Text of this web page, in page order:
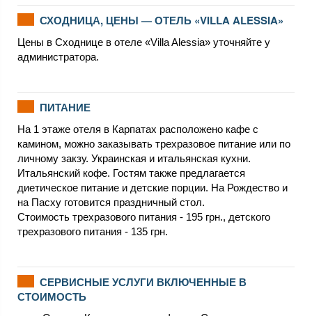
СХОДНИЦА, ЦЕНЫ — ОТЕЛЬ «VILLA ALESSIA»
Цены в Сходнице в отеле «Villa Alessia» уточняйте у
администратора.
ПИТАНИЕ
На 1 этаже отеля в Карпатах расположено кафе с
камином, можно заказывать трехразовое питание или по
личному закзу. Украинская и итальянская кухни.
Итальянский кофе. Гостям также предлагается
диетическое питание и детские порции. На Рождество и
на Пасху готовится праздничный стол.
Стоимость трехразового питания - 195 грн., детского
трехразового питания - 135 грн.
СЕРВИСНЫЕ УСЛУГИ ВКЛЮЧЕННЫЕ В
СТОИМОСТЬ